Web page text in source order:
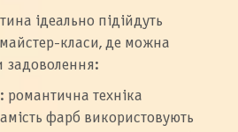
ідеально підійдуть
майстер-класи, де можна
задоволення:
: романтична техніка
фарб використовують